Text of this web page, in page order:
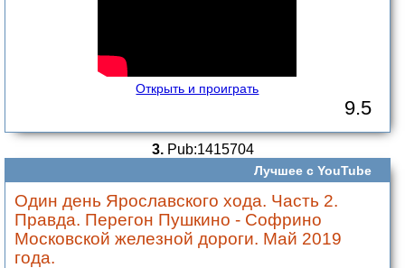
Открыть и проиграть
9.5
3.Pub:1415704
Лучшее с YouTube
Один день Ярославского хода. Часть 2.
Правда. Перегон Пушкино - Софрино
Московской железной дороги. Май 2019
года.